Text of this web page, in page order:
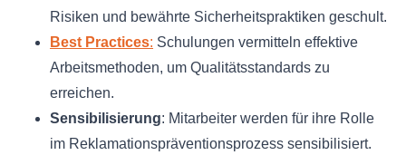
Risiken und bewährte Sicherheitspraktiken geschult.
Best Practices: Schulungen vermitteln effektive
Arbeitsmethoden, um Qualitätsstandards zu
erreichen.
Sensibilisierung: Mitarbeiter werden für ihre Rolle
im Reklamationspräventionsprozess sensibilisiert.